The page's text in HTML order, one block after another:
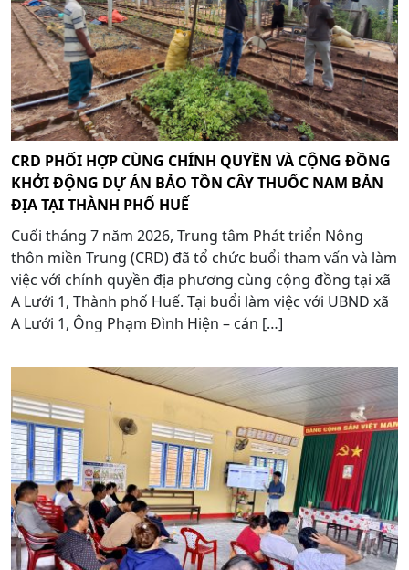
CRD PHỐI HỢP CÙNG CHÍNH QUYỀN VÀ CỘNG ĐỒNG
KHỞI ĐỘNG DỰ ÁN BẢO TỒN CÂY THUỐC NAM BẢN
ĐỊA TẠI THÀNH PHỐ HUẾ
Cuối tháng 7 năm 2026, Trung tâm Phát triển Nông
thôn miền Trung (CRD) đã tổ chức buổi tham vấn và làm
việc với chính quyền địa phương cùng cộng đồng tại xã
A Lưới 1, Thành phố Huế. Tại buổi làm việc với UBND xã
A Lưới 1, Ông Phạm Đình Hiện – cán […]